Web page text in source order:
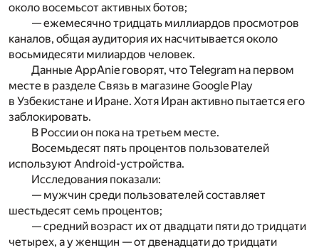
около восемьсот активных ботов;
— ежемесячно тридцать миллиардов просмотров
каналов, общая аудитория их насчитывается около
восьмидесяти милиардов человек.
Данные AppAnie говорят, что Telegram на первом
месте в разделе Связь в магазине Google Play
в Узбекистане и Иране. Хотя Иран активно пытается его
заблокировать.
В России он пока на третьем месте.
Восемьдесят пять процентов пользователей
используют Android-устройства.
Исследования показали:
— мужчин среди пользователей составляет
шестьдесят семь процентов;
— средний возраст их от двадцати пяти до тридцати
четырех, а у женщин — от двенадцати до тридцати